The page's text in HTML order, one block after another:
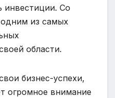
инвестиции. Со
из самых
области.
бизнес-успехи,
огромное внимание